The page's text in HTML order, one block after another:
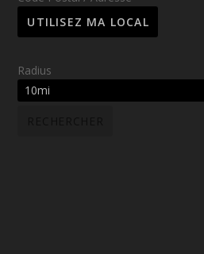
Radius